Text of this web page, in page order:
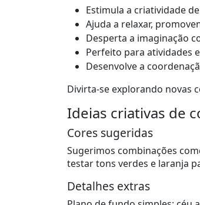
Estimula a criatividade
Ajuda a relaxar,
Desperta a imaginação
Perfeito para atividades
Desenvolve a
Divirta-se explorando novas
Ideias criativas de
Cores sugeridas
Sugerimos combinações
testar tons verdes e laranja
Detalhes extras